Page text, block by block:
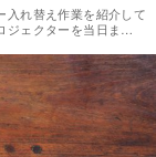
入れ替え作業を紹介して
ジェクターを当日ま…